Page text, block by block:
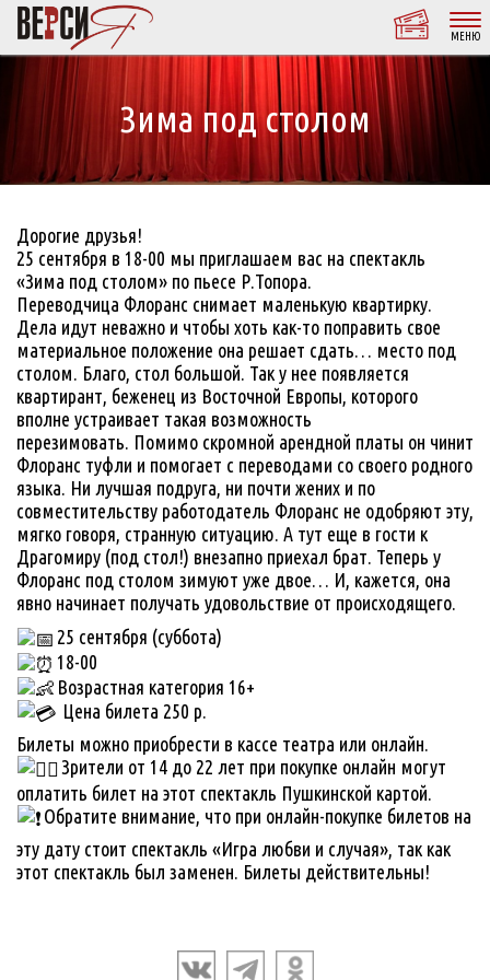
МЕНЮ
Зима под столом
Дорогие друзья!
25 сентября в 18-00 мы приглашаем вас на спектакль
«Зима под столом» по пьесе Р.Топора.
Переводчица Флоранс снимает маленькую квартирку.
Дела идут неважно и чтобы хоть как-то поправить свое
материальное положение она решает сдать… место под
столом. Благо, стол большой. Так у нее появляется
квартирант, беженец из Восточной Европы, которого
вполне устраивает такая возможность
перезимовать. Помимо скромной арендной платы он чинит
Флоранс туфли и помогает с переводами со своего родного
языка. Ни лучшая подруга, ни почти жених и по
совместительству работодатель Флоранс не одобряют эту,
мягко говоря, странную ситуацию. А тут еще в гости к
Драгомиру (под стол!) внезапно приехал брат. Теперь у
Флоранс под столом зимуют уже двое… И, кажется, она
явно начинает получать удовольствие от происходящего.
25 сентября (суббота)
18-00
Возрастная категория 16+
Цена билета 250 р.
Билеты можно приобрести в кассе театра или онлайн.
Зрители от 14 до 22 лет при покупке онлайн могут
оплатить билет на этот спектакль Пушкинской картой.
Обратите внимание, что при онлайн-покупке билетов на
эту дату стоит спектакль «Игра любви и случая», так как
этот спектакль был заменен. Билеты действительны!